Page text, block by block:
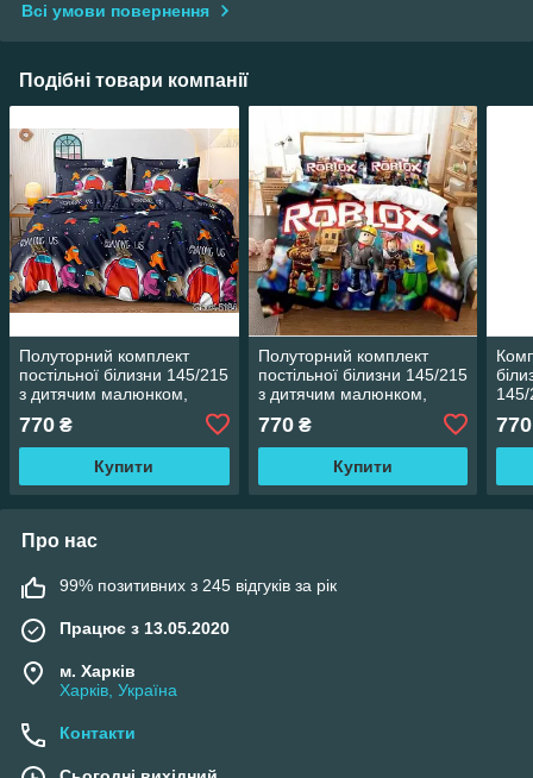
Всі умови повернення
Подібні товари компанії
Полуторний комплект
постільної білизни 145/215
з дитячим малюнком,
тканина сатин
770 ₴
Купити
Полуторний комплект
постільної білизни 145/215
з дитячим малюнком,
тканина сатин
770₴
Купити
770
Про нас
99% позитивних з 245 відгуків за рік
Працює з 13.05.2020
м. Харків
Харків, Україна
Контакти